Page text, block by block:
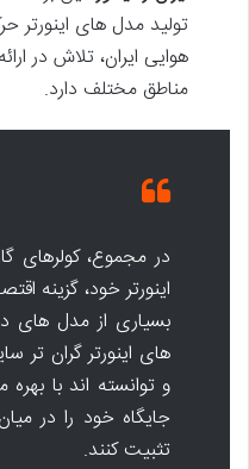
تولید مدل های اینورتر
هوایی ایران، تلاش در
مناطق مختلف دارد.
در مجموع، کولرهای
اینورتر خود، گزینه
بسیاری از مدل های
های اینورتر گران تر
جایگاه خود را در
تثبیت کنند.